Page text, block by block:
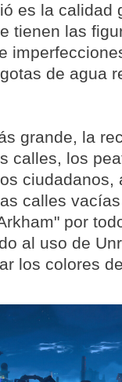
es la calidad
tienen las
de agua
grande, la
calles, los
ciudadanos,
calles
por
al uso de
los colores